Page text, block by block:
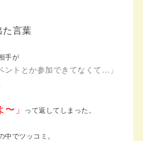
た言葉
手が
ントとか参加できてなくて…」
〜」 って返してしまった。
中でツッコミ。